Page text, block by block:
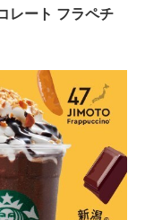
レート フラペチ